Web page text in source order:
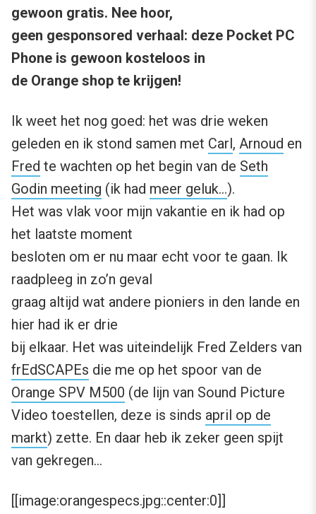
gewoon gratis. Nee hoor,
geen gesponsored verhaal: deze Pocket PC
Phone is gewoon kosteloos in
de Orange shop te krijgen!
Ik weet het nog goed: het was drie weken
geleden en ik stond samen met Carl, Arnoud en
Fred te wachten op het begin van de Seth
Godin meeting (ik had meer geluk…).
Het was vlak voor mijn vakantie en ik had op
het laatste moment
besloten om er nu maar echt voor te gaan. Ik
raadpleeg in zo’n geval
graag altijd wat andere pioniers in den lande en
hier had ik er drie
bij elkaar. Het was uiteindelijk Fred Zelders van
frEdSCAPEs die me op het spoor van de
Orange SPV M500 (de lijn van Sound Picture
Video toestellen, deze is sinds april op de
markt) zette. En daar heb ik zeker geen spijt
van gekregen…
[[image:orangespecs.jpg::center:0]]